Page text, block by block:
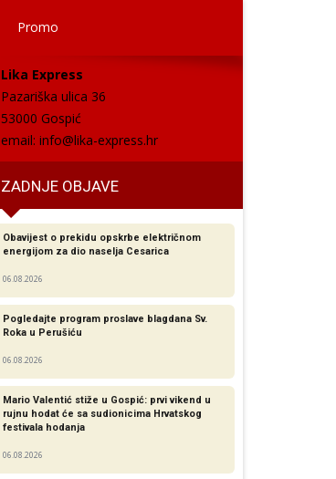
Promo
Lika Express
Pazariška ulica 36
53000 Gospić
email: info@lika-express.hr
ZADNJE OBJAVE
Obavijest o prekidu opskrbe električnom
energijom za dio naselja Cesarica
06.08.2026
Pogledajte program proslave blagdana Sv.
Roka u Perušiću
06.08.2026
Mario Valentić stiže u Gospić: prvi vikend u
rujnu hodat će sa sudionicima Hrvatskog
festivala hodanja
06.08.2026